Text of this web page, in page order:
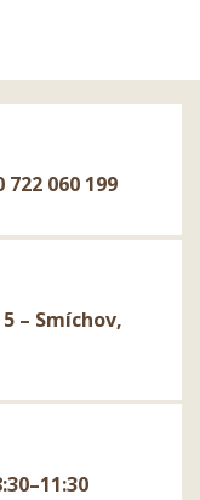
722 060 199
– Smíchov,